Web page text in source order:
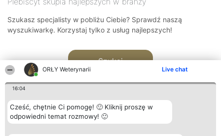
ORŁY Weterynarii Live chat
16:04
Cześć, chętnie Ci pomogę! 🙂 Kliknij proszę w
odpowiedni temat rozmowy! 🙂
Szukasz specjalisty w pobliżu Ciebie? Sprawdź naszą
wyszukiwarkę. Korzystaj tylko z usług najlepszych!
Szukaj
Organizator plebiscytu Plebiscyt Kontakt